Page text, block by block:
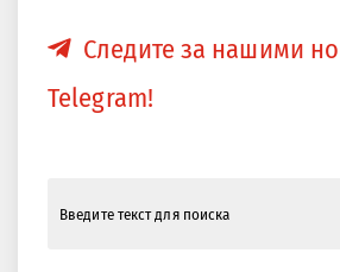
Следите за нашими
Telegram!